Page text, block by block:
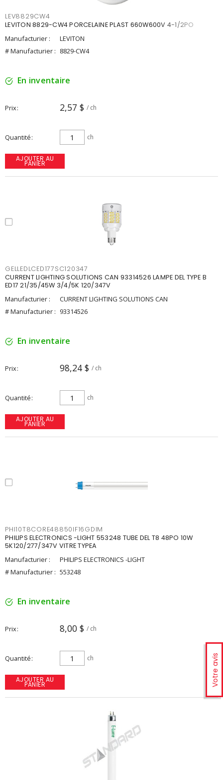
Votre avis
LEV8829CW4
LEVITON 8829-CW4 PORCELAINE PLAST 660W600V 4-1/2PO
Manufacturier :
LEVITON
# Manufacturier : 8829-CW4
En inventaire
Prix 2,57 $ / ch
Quantité ch
AJOUTER AU
PANIER
GELLEDLCED177SC120347
CURRENT LIGHTING SOLUTIONS CAN 93314526 LAMPE DEL TYPE B
ED17 21/35/45W 3/4/5K 120/347V
Manufacturier :
CURRENT LIGHTING SOLUTIONS CAN
# Manufacturier : 93314526
En inventaire
Prix 98,24 $ / ch
Quantité ch
AJOUTER AU
PANIER
PHI10T8CORE48850IF16GDIM
PHILIPS ELECTRONICS -LIGHT 553248 TUBE DEL T8 48PO 10W
5K120/277/347V VITRE TYPEA
Manufacturier :
PHILIPS ELECTRONICS -LIGHT
# Manufacturier : 553248
En inventaire
Prix 8,00 $ / ch
Quantité ch
AJOUTER AU
PANIER